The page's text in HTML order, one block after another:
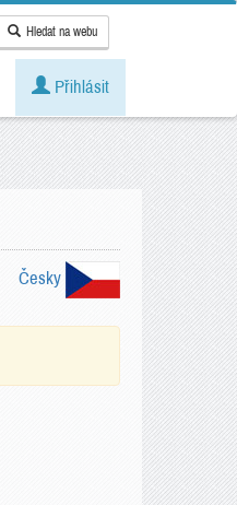
Hledat na webu
Přihlásit
Česky